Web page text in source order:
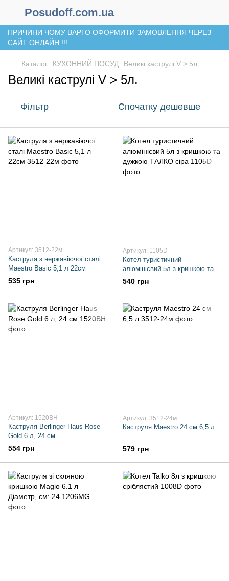
Posudoff.com.ua
ПРИЧИНИ ЧОМУ ВАРТО ОФОРМИТИ ЗАМОВЛЕННЯ ЧЕРЕЗ
САЙТ ОНЛАЙН !!!
Каталог КУХОННИЙ ПОСУД Великі каструлі V > 5л.
Великі каструлі V > 5л.
Фільтр Спочатку дешевше
Артикул: 3512-22м
Каструля з нержавіючої сталі
Maestro Basic 5,1 л 22см
535 грн
Артикул: 1105D
Котел туристичний
алюмінієвий 5л з кришкою та
дужкою ТАЛКО сіра
540 грн
Артикул: 1520BH
Каструля Berlinger Haus Rose
Gold 6 л, 24 см
554 грн
Артикул: 3512-24м
Каструля Maestro 24 см 6,5 л
579 грн